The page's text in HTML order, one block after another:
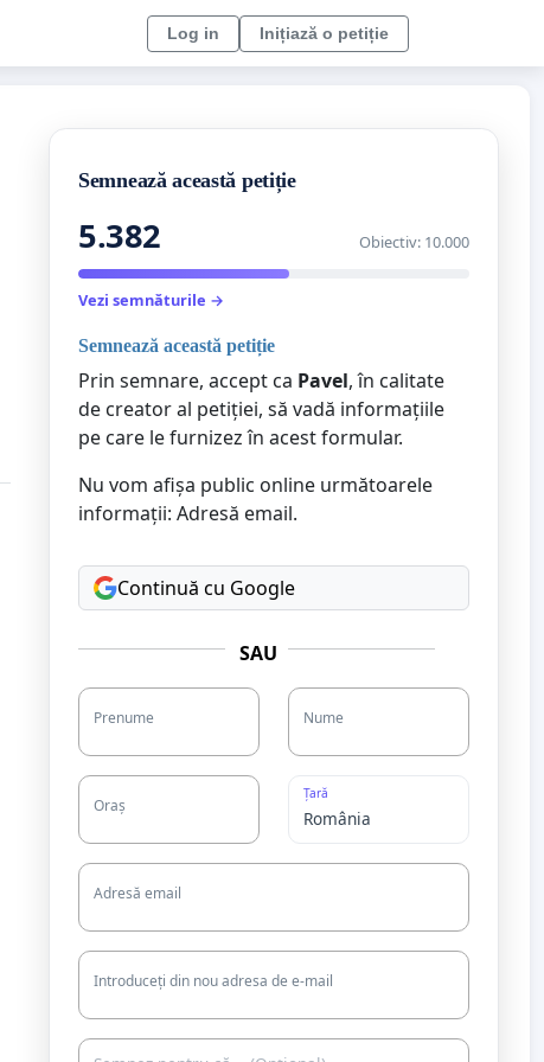
Log in Inițiază o petiție
Semnează această petiție
5.382 Obiectiv: 10.000
Vezi semnăturile →
Semnează această petiție
Prin semnare, accept ca Pavel, în calitate
de creator al petiției, să vadă informațiile
pe care le furnizez în acest formular.
Nu vom afișa public online următoarele
informații: Adresă email.
Continuă cu Google
SAU
Prenume Nume
Oraș
Țară
Adresă email
Introduceți din nou adresa de e-mail